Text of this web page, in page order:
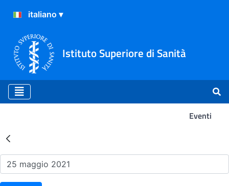
Istituto Superiore di Sanità
Eventi
Risultati della Ricerca -